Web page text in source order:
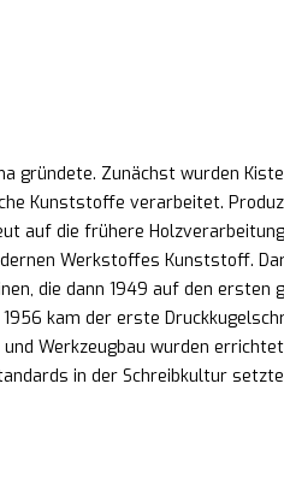
gründete. Zunächst wurden
Kunststoffe verarbeitet.
auf die frühere
Werkstoffes Kunststoff.
die dann 1949 auf den ersten
kam der erste
Werkzeugbau wurden
in der Schreibkultur